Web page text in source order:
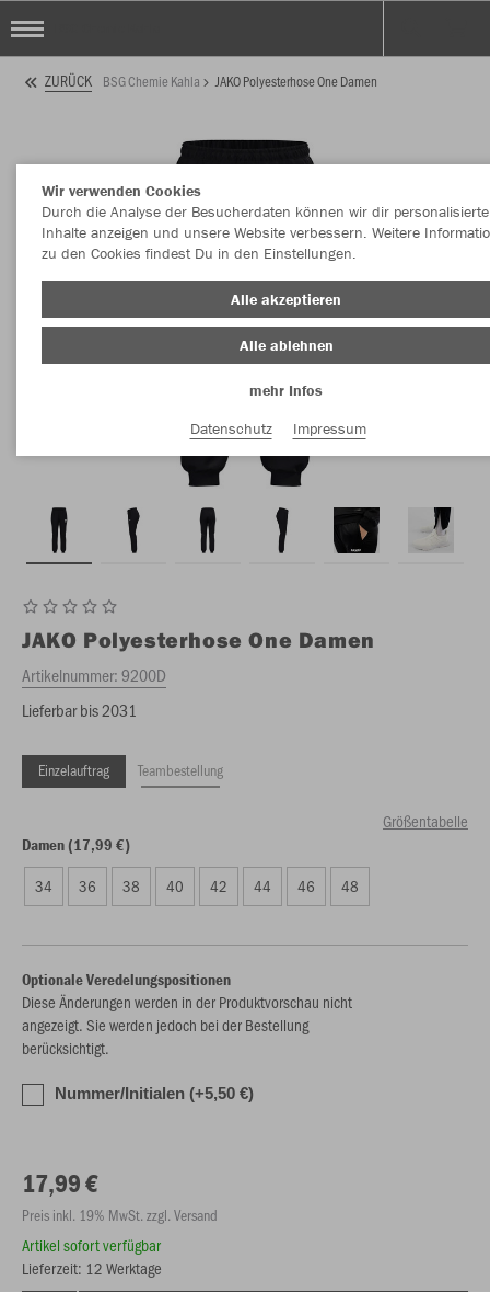
ZURÜCK BSG Chemie Kahla JAKO Polyesterhose One Damen
JAKO Polyesterhose One Damen
Artikelnummer:9200D
Lieferbar bis 2031
Einzelauftrag Teambestellung
Größentabelle
Damen (17,99 €)
34 36 38 40 42 44 46 48
Optionale Veredelungspositionen
Diese Änderungen werden in der Produktvorschau nicht
angezeigt. Sie werden jedoch bei der Bestellung
berücksichtigt.
Nummer/Initialen (+5,50 €)
17,99 €
Preis inkl. 19% MwSt. zzgl. Versand
Artikel sofort verfügbar
Lieferzeit: 12 Werktage
Wir verwenden Cookies
Durch die Analyse der Besucherdaten können wir dir personalisierte
Inhalte anzeigen und unsere Website verbessern. Weitere
zu den Cookies findest Du in den Einstellungen.
Alle akzeptieren
Alle ablehnen
mehr Infos
Datenschutz
Impressum